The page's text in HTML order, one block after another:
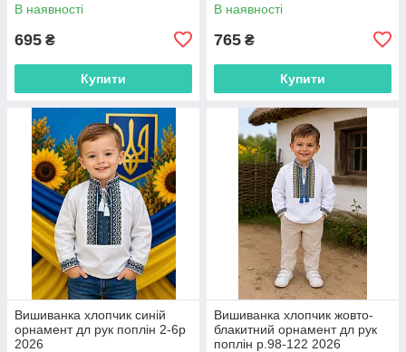
В наявності
695 ₴
Купити
В наявності
765 ₴
Купити
Вишиванка хлопчик синій
орнамент дл рук поплін 2-6р
2026
Вишиванка хлопчик жовто-
блакитний орнамент дл рук
поплін р.98-122 2026